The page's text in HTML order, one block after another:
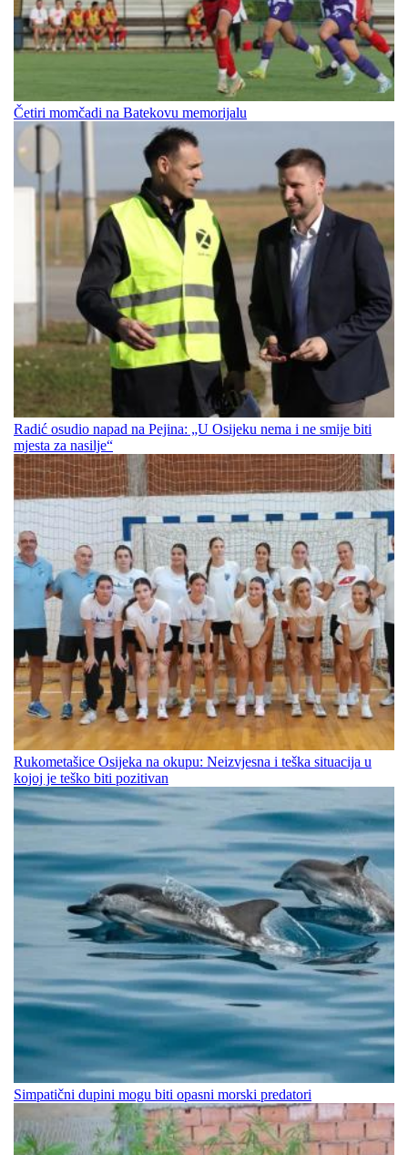
Četiri momčadi na Batekovu memorijalu
Radić osudio napad na Pejina: „U Osijeku nema i ne smije biti
mjesta za nasilje“
Rukometašice Osijeka na okupu: Neizvjesna i teška situacija u
kojoj je teško biti pozitivan
Simpatični dupini mogu biti opasni morski predatori